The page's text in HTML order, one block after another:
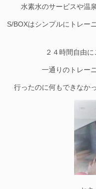
水素水のサービスや温
S/BOXはシンプルにトレー
２４時間自由
一通りのトレー
行ったのに何もできなか